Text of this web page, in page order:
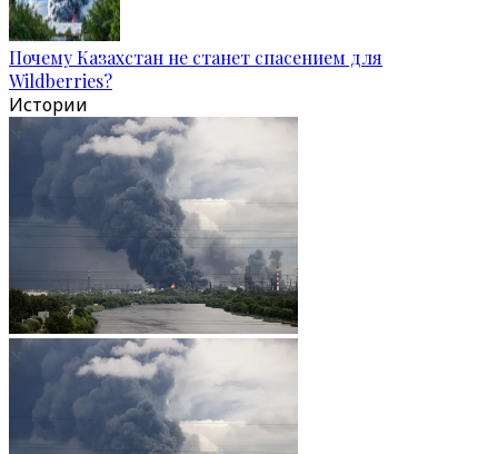
Почему Казахстан не станет спасением для
Wildberries?
Истории